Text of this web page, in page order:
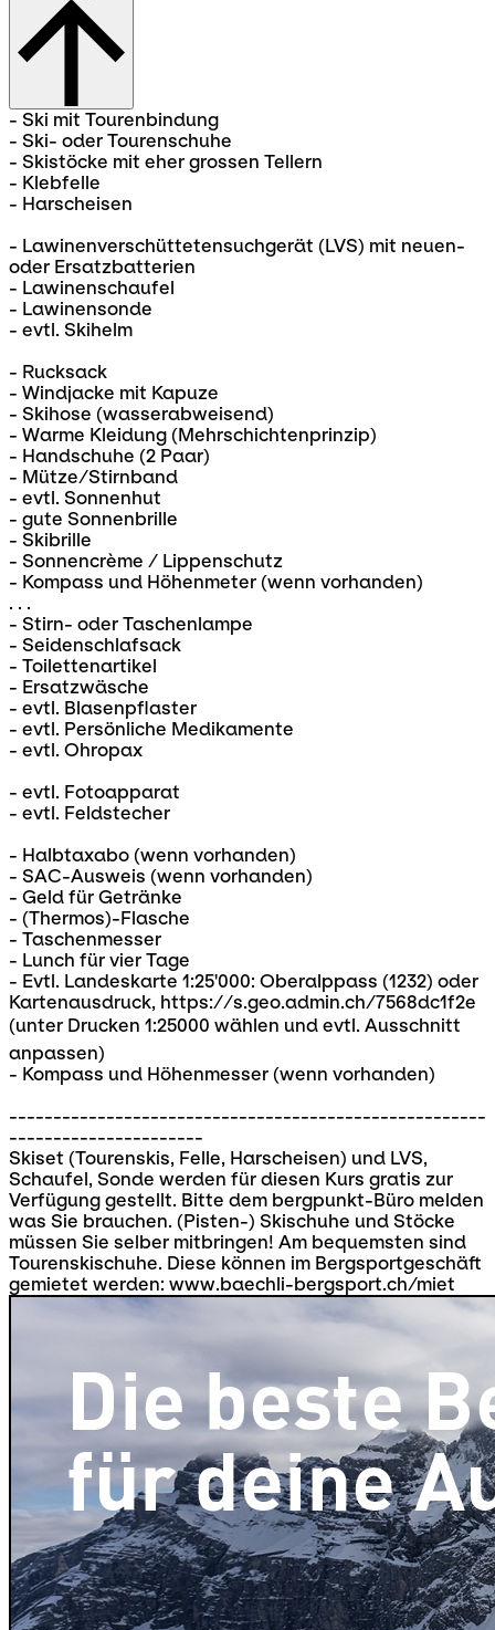
- Ski mit Tourenbindung
- Ski- oder Tourenschuhe
- Skistöcke mit eher grossen Tellern
- Klebfelle
- Harscheisen
- Lawinenverschüttetensuchgerät (LVS) mit neuen-
oder Ersatzbatterien
- Lawinenschaufel
- Lawinensonde
- evtl. Skihelm
- Rucksack
- Windjacke mit Kapuze
- Skihose (wasserabweisend)
- Warme Kleidung (Mehrschichtenprinzip)
- Handschuhe (2 Paar)
- Mütze/Stirnband
- evtl. Sonnenhut
- gute Sonnenbrille
- Skibrille
- Sonnencrème / Lippenschutz
- Kompass und Höhenmeter (wenn vorhanden)
. . .
- Stirn- oder Taschenlampe
- Seidenschlafsack
- Toilettenartikel
- Ersatzwäsche
- evtl. Blasenpflaster
- evtl. Persönliche Medikamente
- evtl. Ohropax
- evtl. Fotoapparat
- evtl. Feldstecher
- Halbtaxabo (wenn vorhanden)
- SAC-Ausweis (wenn vorhanden)
- Geld für Getränke
- (Thermos)-Flasche
- Taschenmesser
- Lunch für vier Tage
- Evtl. Landeskarte 1:25'000: Oberalppass (1232) oder
Kartenausdruck, https://s.geo.admin.ch/7568dc1f2e
(unter Drucken 1:25000 wählen und evtl. Ausschnitt
anpassen)
- Kompass und Höhenmesser (wenn vorhanden)
------------------------------------------------------
----------------------
Skiset (Tourenskis, Felle, Harscheisen) und LVS,
Schaufel, Sonde werden für diesen Kurs gratis zur
Verfügung gestellt. Bitte dem bergpunkt-Büro melden
was Sie brauchen. (Pisten-) Skischuhe und Stöcke
müssen Sie selber mitbringen! Am bequemsten sind
Tourenskischuhe. Diese können im Bergsportgeschäft
gemietet werden: www.baechli-bergsport.ch/miet